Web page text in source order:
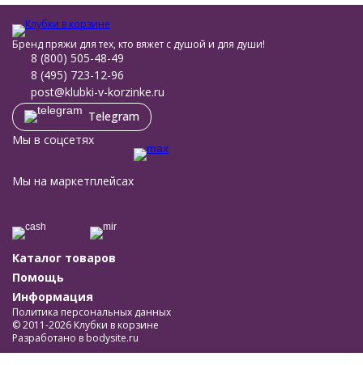
Бренд пряжи для тех, кто вяжет с душой и для души!
8 (800) 505-48-49
8 (495) 723-12-96
post@klubki-v-korzinke.ru
Telegram
Мы в соцсетях
Мы на маркетплейсах
Каталог товаров
Помощь
Информация
Политика персональных данных
© 2011-2026 Клубки в корзине
Разработано в bodysite.ru